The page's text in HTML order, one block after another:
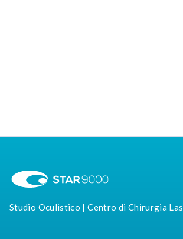
Studio Oculistico | Centro di Chirurgia